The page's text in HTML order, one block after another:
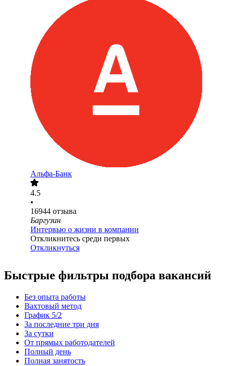
Альфа-Банк
4.5
•
16944 отзыва
Баргузин
Интервью о жизни в компании
Откликнитесь среди первых
Откликнуться
Быстрые фильтры подбора вакансий
Без опыта работы
Вахтовый метод
График 5/2
За последние три дня
За сутки
От прямых работодателей
Полный день
Полная занятость